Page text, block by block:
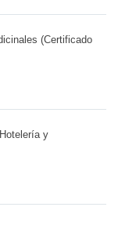
(Certificado
y